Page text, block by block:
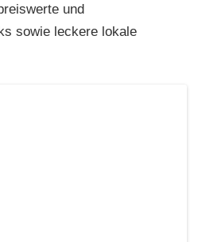
und
sowie leckere lokale